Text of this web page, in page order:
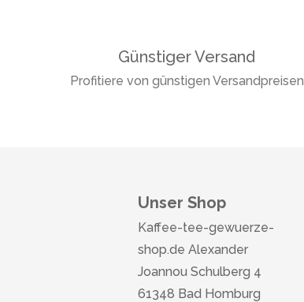
Günstiger Versand
Profitiere von günstigen Versandpreisen
Unser Shop
Kaffee-tee-gewuerze-
shop.de Alexander
Joannou Schulberg 4
61348 Bad Homburg